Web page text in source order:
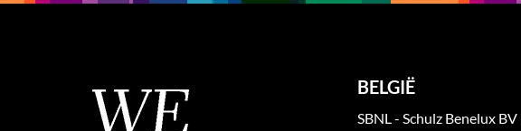
BELGIË
SBNL - Schulz Benelux BV